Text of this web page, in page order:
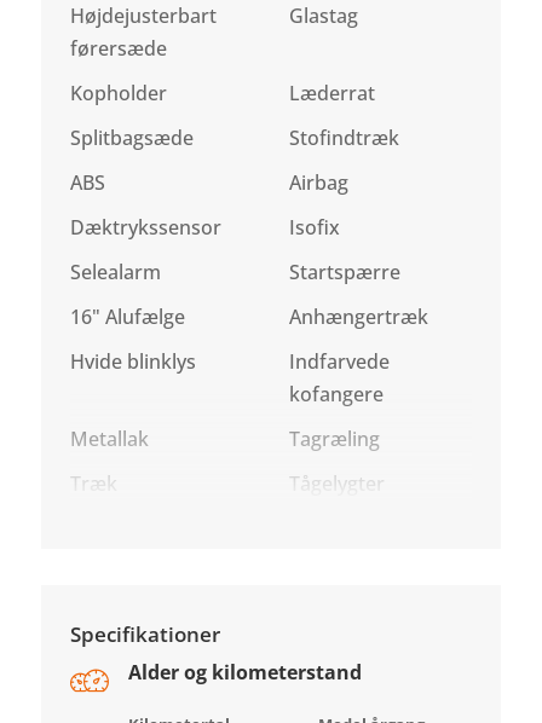
Højdejusterbart
førersæde
Glastag
Kopholder
Læderrat
Splitbagsæde
Stofindtræk
ABS
Airbag
Dæktrykssensor
Isofix
Selealarm
Startspærre
16" Alufælge
Anhængertræk
Hvide blinklys
Indfarvede
kofangere
Metallak
Tagræling
Træk
Tågelygter
Specifikationer
Alder og kilometerstand